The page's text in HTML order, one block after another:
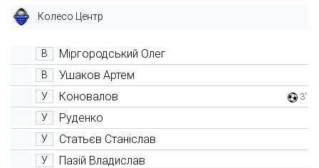
Колесо Центр
В Міргородський Олег
В Ушаков Артем
У Коновалов 3'
У Руденко
У Статьєв Станіслав
У Пазій Владислав